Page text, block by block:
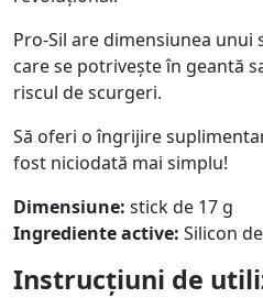
Pro-Sil are dimensiunea unui
care se potrivește în geantă
riscul de scurgeri.
Să oferi o îngrijire
fost niciodată mai simplu!
Dimensiune: stick de 17 g
Ingrediente active: Silicon
Instrucțiuni de